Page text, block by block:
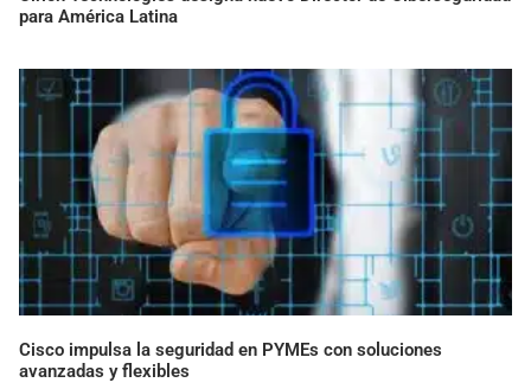
para América Latina
Cisco impulsa la seguridad en PYMEs con soluciones
avanzadas y flexibles